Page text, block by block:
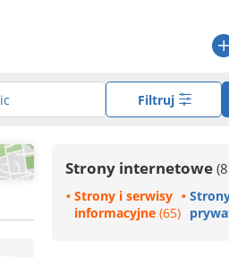
Filtruj
Strony internetowe
Strony i serwisy
informacyjne (65)